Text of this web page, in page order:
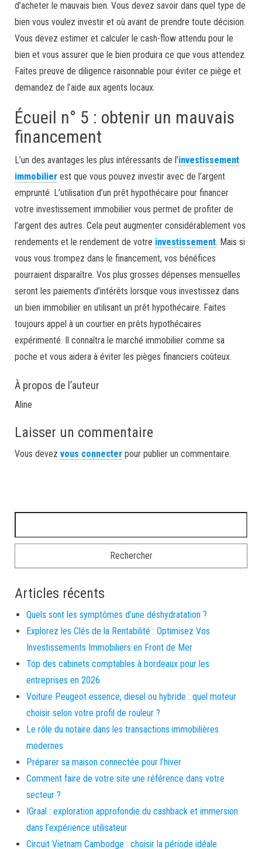
d’acheter le mauvais bien. Vous devez savoir dans quel type de
bien vous voulez investir et où avant de prendre toute décision.
Vous devez estimer et calculer le cash-flow attendu pour le
bien et vous assurer que le bien produira ce que vous attendez.
Faites preuve de diligence raisonnable pour éviter ce piège et
demandez de l’aide aux agents locaux.
Écueil n° 5 : obtenir un mauvais
financement
L’un des avantages les plus intéressants de l’investissement
immobilier est que vous pouvez investir avec de l’argent
emprunté. L’utilisation d’un prêt hypothécaire pour financer
votre investissement immobilier vous permet de profiter de
l’argent des autres. Cela peut augmenter considérablement vos
rendements et le rendement de votre investissement. Mais si
vous vous trompez dans le financement, vos bénéfices
pourraient disparaître. Vos plus grosses dépenses mensuelles
seront les paiements d’intérêts lorsque vous investissez dans
un bien immobilier en utilisant un prêt hypothécaire. Faites
toujours appel à un courtier en prêts hypothécaires
expérimenté. Il connaîtra le marché immobilier comme sa
poche et vous aidera à éviter les pièges financiers coûteux.
À propos de l’auteur
Aline
Laisser un commentaire
Vous devez vous connecter pour publier un commentaire.
Articles récents
Quels sont les symptômes d’une déshydratation ?
Explorez les Clés de la Rentabilité : Optimisez Vos
Investissements Immobiliers en Front de Mer
Top des cabinets comptables à bordeaux pour les
entreprises en 2026
Voiture Peugeot essence, diesel ou hybride : quel moteur
choisir selon votre profil de rouleur ?
Le rôle du notaire dans les transactions immobilières
modernes
Préparer sa maison connectée pour l’hiver
Comment faire de votre site une référence dans votre
secteur ?
IGraal : exploration approfondie du cashback et immersion
dans l’expérience utilisateur
Circuit Vietnam Cambodge : choisir la période idéale